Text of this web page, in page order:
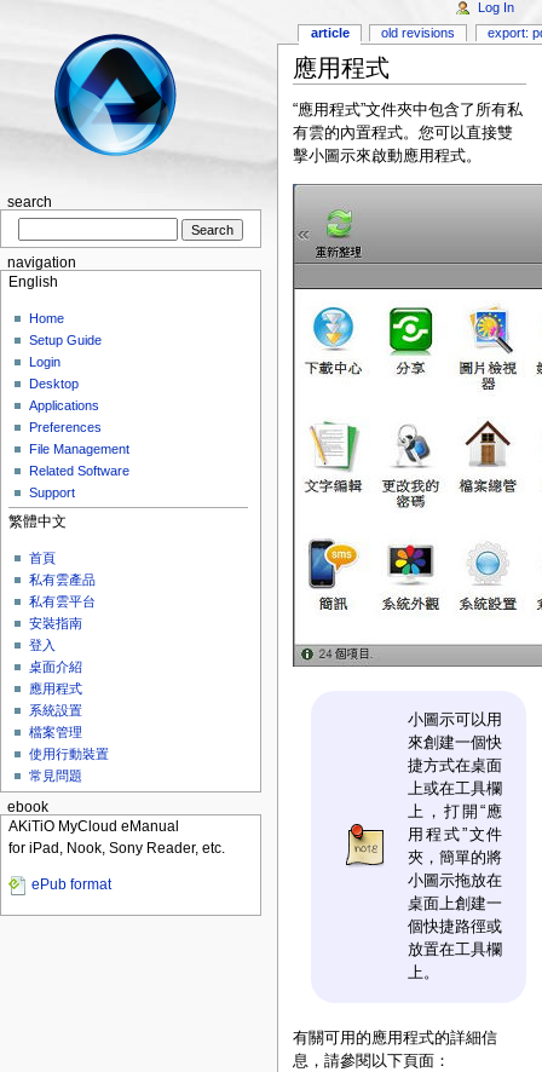
應用程式
“應用程式”文件夾中包含了所有私
有雲的內置程式。您可以直接雙
擊小圖示來啟動應用程式。
小圖示可以用
來創建一個快
捷方式在桌面
上或在工具欄
上，打開“應
用程式”文件
夾，簡單的將
小圖示拖放在
桌面上創建一
個快捷路徑或
放置在工具欄
上。
有關可用的應用程式的詳細信
息，請參閱以下頁面：
article old revisions export:
Log In
search
navigation
English
Home
Setup Guide
Login
Desktop
Applications
Preferences
File Management
Related Software
Support
繁體中文
首頁
私有雲產品
私有雲平台
安裝指南
登入
桌面介紹
應用程式
系統設置
檔案管理
使用行動裝置
常見問題
ebook
AKiTiO MyCloud eManual
for iPad, Nook, Sony Reader, etc.
ePub format